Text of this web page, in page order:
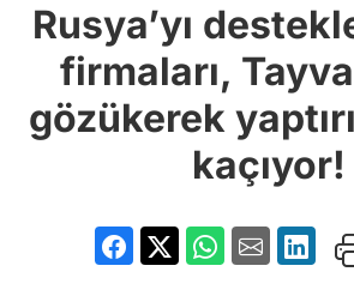
Tayvanlı gibi
gözükerek
kaçıyor!
Rusya’yı
firmaları,
gözükerek
kaçıyor!